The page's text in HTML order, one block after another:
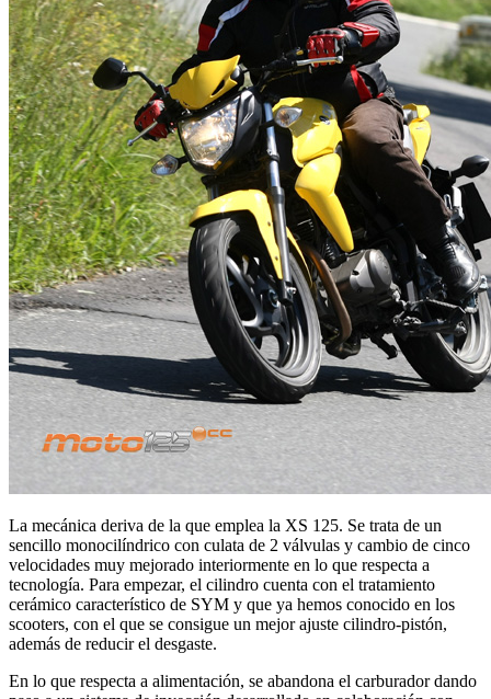
La mecánica deriva de la que emplea la XS 125. Se trata de un
sencillo monocilíndrico con culata de 2 válvulas y cambio de cinco
velocidades muy mejorado interiormente en lo que respecta a
tecnología. Para empezar, el cilindro cuenta con el tratamiento
cerámico característico de SYM y que ya hemos conocido en los
scooters, con el que se consigue un mejor ajuste cilindro-pistón,
además de reducir el desgaste.
En lo que respecta a alimentación, se abandona el carburador dando